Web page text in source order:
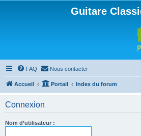
Guitare
FAQ Nous contacter
Accueil Portail Index du forum
Connexion
Nom d’utilisateur :